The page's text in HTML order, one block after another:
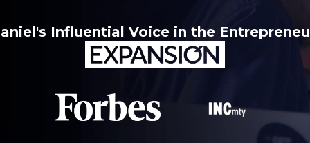
Influential Voice in the